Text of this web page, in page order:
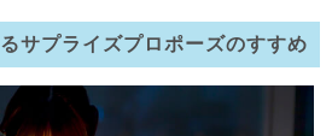
サプライズプロポーズのすすめ